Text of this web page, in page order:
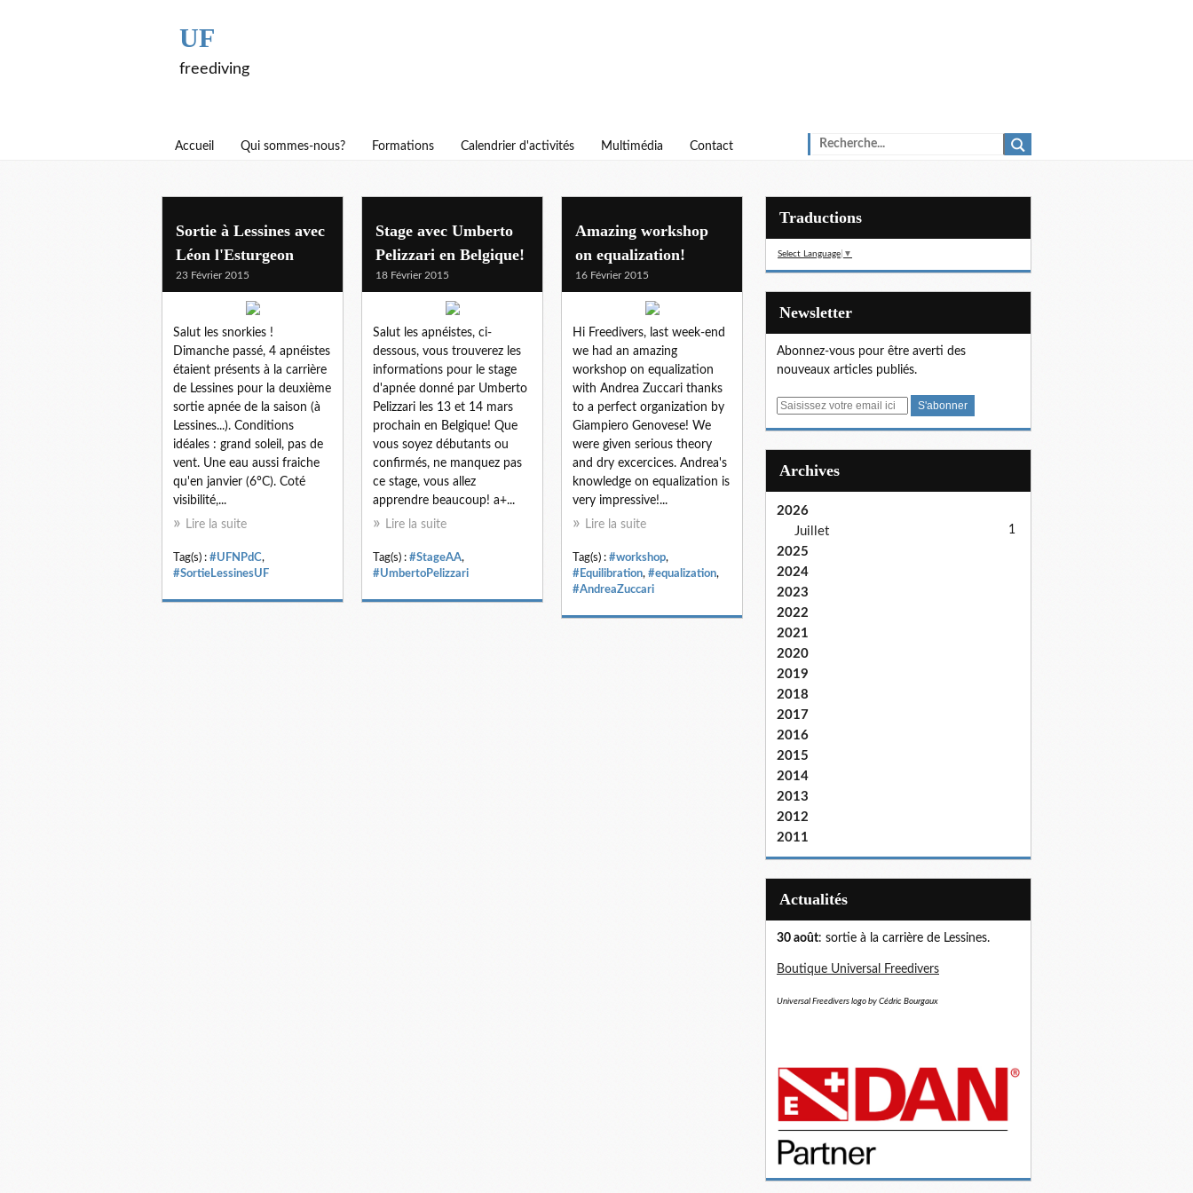
UF
freediving
Accueil Qui sommes-nous? Formations Calendrier d'activités Multimédia Contact
Sortie à Lessines avec
Léon l'Esturgeon
23 Février 2015
Salut les snorkies !
Dimanche passé, 4 apnéistes
étaient présents à la carrière
de Lessines pour la deuxième
sortie apnée de la saison (à
Lessines...). Conditions
idéales : grand soleil, pas de
vent. Une eau aussi fraiche
qu'en janvier (6°C). Coté
visibilité,...
Lire la suite
Tag(s) : #UFNPdC,
#SortieLessinesUF
Stage avec Umberto
Pelizzari en Belgique!
18 Février 2015
Salut les apnéistes, ci-
dessous, vous trouverez les
informations pour le stage
d'apnée donné par Umberto
Pelizzari les 13 et 14 mars
prochain en Belgique! Que
vous soyez débutants ou
confirmés, ne manquez pas
ce stage, vous allez
apprendre beaucoup! a+...
Lire la suite
Tag(s) : #StageAA,
#UmbertoPelizzari
Amazing workshop
on equalization!
16 Février 2015
Hi Freedivers, last week-end
we had an amazing
workshop on equalization
with Andrea Zuccari thanks
to a perfect organization by
Giampiero Genovese! We
were given serious theory
and dry excercices. Andrea's
knowledge on equalization is
very impressive!...
Lire la suite
Tag(s) : #workshop,
#Equilibration, #equalization,
#AndreaZuccari
Traductions
Select Language ▼
Newsletter
Abonnez-vous pour être averti des
nouveaux articles publiés.
E
Archives
2026
Juillet
1
2025
2024
2023
2022
2021
2020
2019
2018
2017
2016
2015
2014
2013
2012
2011
Actualités
30 août: sortie à la carrière de Lessines.
Boutique Universal Freedivers
Universal Freedivers logo by Cédric Bourgaux